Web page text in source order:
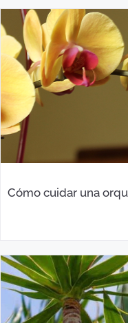
Cómo cuidar una